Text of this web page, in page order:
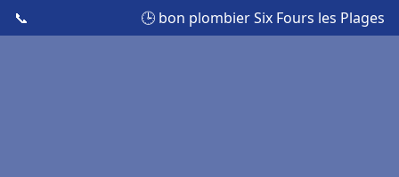
📞 🕒 bon plombier Six Fours les Plages